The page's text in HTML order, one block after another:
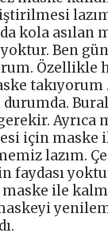
kola asılan
Ben
Özellikle
takıyorum
durumda.
Ayrıca
için maske
lazım.
faydası
maske ile